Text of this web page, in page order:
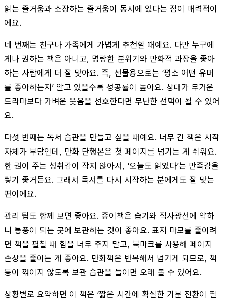
읽는 즐거움과 소장하는 즐거움이 동시에 있다는 점이 매력적이
에요.
네 번째는 친구나 가족에게 가볍게 추천할 때예요. 다만 누구에
게나 권하는 책은 아니고, 명랑한 분위기와 만화적 과장을 좋아
하는 사람에게 더 잘 맞아요. 즉, 선물용으로는 ‘평소 어떤 유머
를 좋아하는지’ 알고 있을수록 성공률이 높아요. 상대가 무거운
드라마보다 가벼운 웃음을 선호한다면 무난한 선택이 될 수 있어
요.
다섯 번째는 독서 습관을 만들고 싶을 때예요. 너무 긴 책은 시작
자체가 부담인데, 만화 단행본은 첫 페이지를 넘기는 게 쉬워요.
한 권이 주는 성취감이 작지 않아서, ‘오늘도 읽었다’는 만족감을
쌓기 좋거든요. 그래서 독서를 다시 시작하는 분에게도 잘 맞는
편이에요.
관리 팁도 함께 보면 좋아요. 종이책은 습기와 직사광선에 약하
니 통풍이 되는 곳에 보관하는 것이 좋아요. 표지 마모를 줄이려
면 책을 펼칠 때 힘을 너무 주지 말고, 북마크를 사용해 페이지
손상을 줄이는 게 좋아요. 만화책은 반복해서 넘기게 되므로, 책
등이 꺾이지 않도록 보관 습관을 들이면 오래 볼 수 있어요.
상황별로 요약하면 이 책은 ‘짧은 시간에 확실한 기분 전환이 필